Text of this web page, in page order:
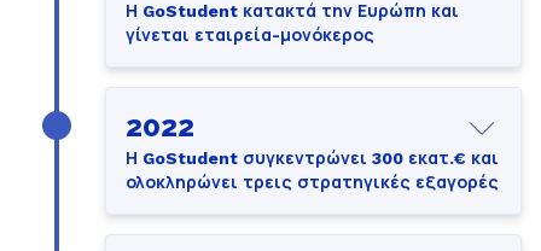
Η GoStudent κατακτά την Ευρώπη και
γίνεται εταιρεία-μονόκερος
2022
Η GoStudent συγκεντρώνει 300 εκατ.€ και
ολοκληρώνει τρεις στρατηγικές εξαγορές